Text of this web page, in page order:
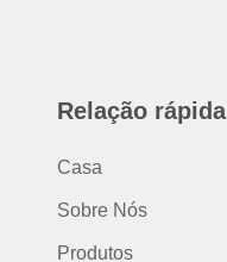
Relação rápida
Casa
Sobre Nós
Produtos